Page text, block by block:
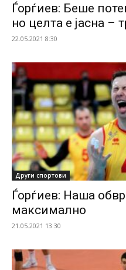
Ѓорѓиев: Беше
но целта е јасна –
22.05.2021 8:30
Други спортови
Ѓорѓиев: Наша
максимално
21.05.2021 13:30